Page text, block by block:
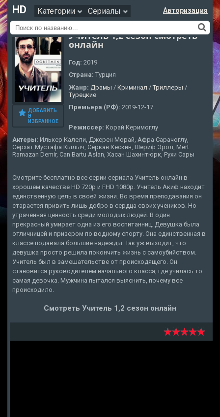
HD Категории Сериалы Авторизация
ДОБАВИТЬ
В
ИЗБРАННОЕ
Учитель 1,2 сезон смотреть
онлайн
Год: 2019
Страна: Турция
Жанр: Драмы / Криминал / Триллеры /
Турецкие
Премьера (РФ): 2019-12-17
Режиссер: Корай Керимоглу
Актеры: Илькер Калели, Джерен Морай, Афра Сарачоглу,
Серхат Мустафа Кылыч, Серкан Кескин, Шериф Эрол, Mert
Ramazan Demir, Can Bartu Aslan, Хасан Шахинтюрк, Рухи Сары
Смотрите бесплатно все серии сериала Учитель онлайн в
хорошем качестве HD 720p и FHD 1080p. Учитель Акиф находит
единственную цель в своей жизни. Во время преподавания он
старается привить лишь добро в сердца своих учеников. Но
утраченная ценность среди молодых людей. В один
прекрасный умирает одна из его воспитанниц. Девушка была
отличницей и призером по водному спорту. Она единственная в
классе подавала большие надежды. Так уж выходит, что
девушка просто решила покончить жизнь с самоубийством.
Учитель был в замешательстве от происходящего. Он
становится руководителем начального класса, где училась то
самая девочка. Мужчина пытался выяснить, почему все
происходило.
Смотреть Учитель 1,2 сезон онлайн